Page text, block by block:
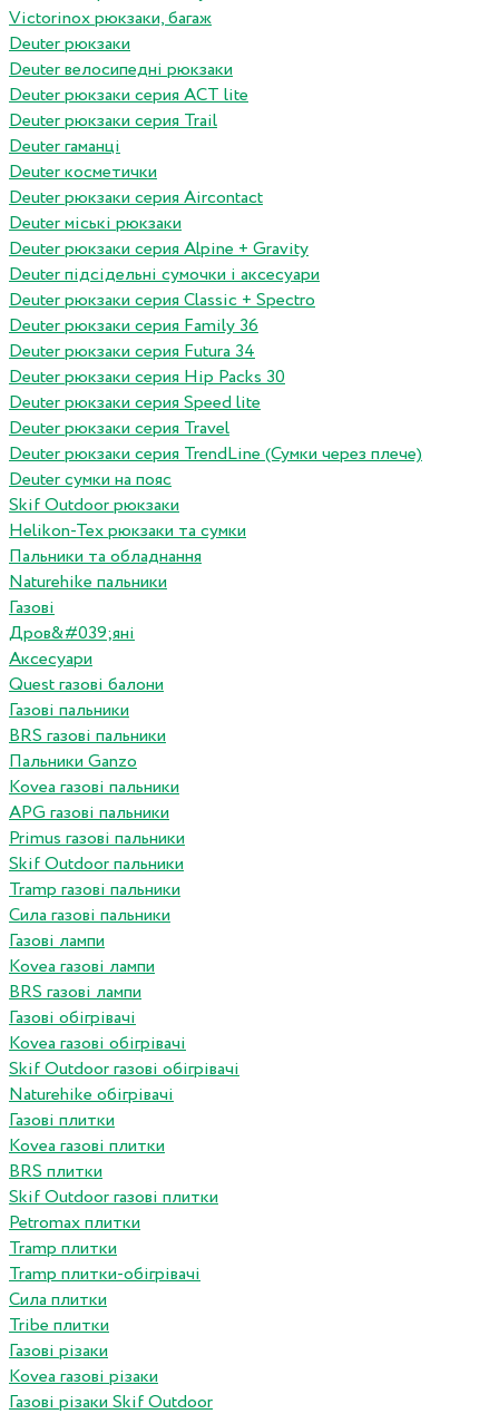
Victorinox рюкзаки, багаж
Deuter рюкзаки
Deuter велосипедні рюкзаки
Deuter рюкзаки серия ACT lite
Deuter рюкзаки серия Trail
Deuter гаманці
Deuter косметички
Deuter рюкзаки серия Aircontact
Deuter міські рюкзаки
Deuter рюкзаки серия Alpine + Gravity
Deuter підсідельні сумочки і аксесуари
Deuter рюкзаки серия Classic + Spectro
Deuter рюкзаки серия Family 36
Deuter рюкзаки серия Futura 34
Deuter рюкзаки серия Hip Packs 30
Deuter рюкзаки серия Speed lite
Deuter рюкзаки серия Travel
Deuter рюкзаки серия TrendLine (Сумки через плече)
Deuter сумки на пояс
Skif Outdoor рюкзаки
Helikon-Tex рюкзаки та сумки
Пальники та обладнання
Naturehike пальники
Газові
Дров&#039;яні
Аксесуари
Quest газові балони
Газові пальники
BRS газові пальники
Пальники Ganzo
Kovea газові пальники
APG газові пальники
Primus газові пальники
Skif Outdoor пальники
Tramp газові пальники
Сила газові пальники
Газові лампи
Kovea газові лампи
BRS газові лампи
Газові обігрівачі
Kovea газові обігрівачі
Skif Outdoor газові обігрівачі
Naturehike обігрівачі
Газові плитки
Kovea газові плитки
BRS плитки
Skif Outdoor газові плитки
Petromax плитки
Tramp плитки
Tramp плитки-обігрівачі
Сила плитки
Tribe плитки
Газові різаки
Kovea газові різаки
Газові різаки Skif Outdoor